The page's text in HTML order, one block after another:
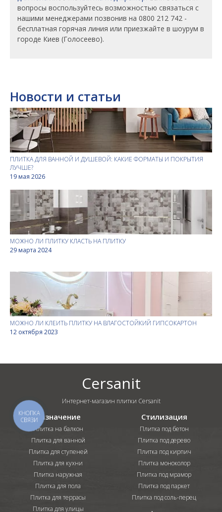
вопросы воспользуйтесь возможностью связаться с
нашими менеджерами позвонив на 0800 212 742 -
бесплатная горячая линия или приезжайте в шоурум в
городе Киев (Голосеево).
Новости и статьи
ПЛИТКА ДЛЯ ВАННОЙ И ДУШЕВОЙ: КАКИЕ ФОРМАТЫ И ПОКРЫТИЯ
ЛУЧШЕ?
19 мая 2026
МОЖНО ЛИ ПЛИТКУ КЛАСТЬ НА ПЛИТКУ
29 марта 2024
МОЖНО ЛИ КЛЕИТЬ ПЛИТКУ НА ВЛАГОСТОЙКИЙ ГИПСОКАРТОН
12 октября 2023
Cersanit
Интернет-магазин плитки Cersanit
Назначение
Плитка на балкон
Плитка для ванной
Плитка для ступеней
Плитка для кухни
Плитка наружная
Плитка для пола
Плитка для террасы
Плитка для улицы
Стилизация
Плитка под бетон
Плитка под дерево
Плитка под кирпич
Плитка моноколор
Плитка под мрамор
Плитка под паркет
Плитка под соль-перец
КНОПКА
СВЯЗИ